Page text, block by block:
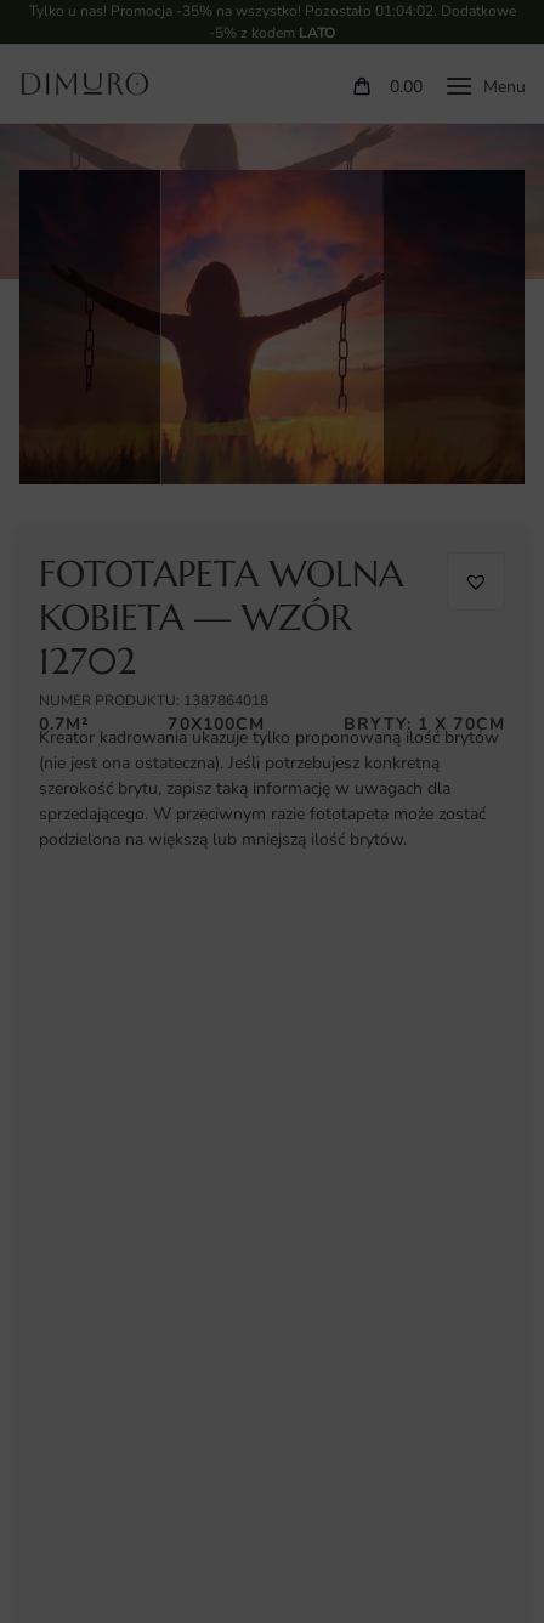
Tylko u nas! Promocja -35% na wszystko! Pozostało 01:04:01. Dodatkowe
-5% z kodem LATO
0.00
FOTOTAPETA WOLNA
KOBIETA — WZÓR
12702
NUMER PRODUKTU: 1387864018
0.7M² 70X100CM BRYTY: 1 X 70CM
Kreator kadrowania ukazuje tylko proponowaną ilość brytów
(nie jest ona ostateczna). Jeśli potrzebujesz konkretną
szerokość brytu, zapisz taką informację w uwagach dla
sprzedającego. W przeciwnym razie fototapeta może zostać
podzielona na większą lub mniejszą ilość brytów.